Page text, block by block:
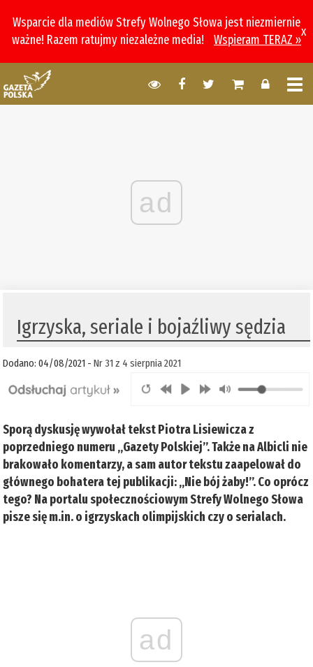
Wsparcie dla mediów Strefy Wolnego Słowa jest niezmiernie
ważne! Razem ratujmy niezależne media!
Wspieram TERAZ »
x
ad
Igrzyska, seriale i bojaźliwy sędzia
Dodano: 04/08/2021 -Nr 31 z 4 sierpnia 2021
Sporą dyskusję wywołał tekst Piotra Lisiewicza z
poprzedniego numeru „Gazety Polskiej”. Także na Albicli nie
brakowało komentarzy, a sam autor tekstu zaapelował do
głównego bohatera tej publikacji: „Nie bój żaby!”. Co oprócz
tego? Na portalu społecznościowym Strefy Wolnego Słowa
pisze się m.in. o igrzyskach olimpijskich czy o serialach.
ad